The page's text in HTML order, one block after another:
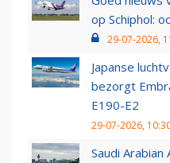
op Schiphol:
29-07-2026,
Japanse
bezorgt
E190-E2
29-07-2026,
Saudi